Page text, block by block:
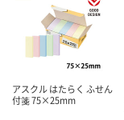
アスクル はたらく ふせん
付箋 75×25mm